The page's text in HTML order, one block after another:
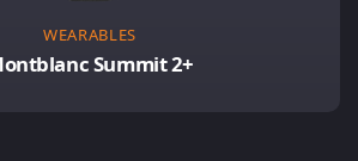
WEARABLES
Summit 2+